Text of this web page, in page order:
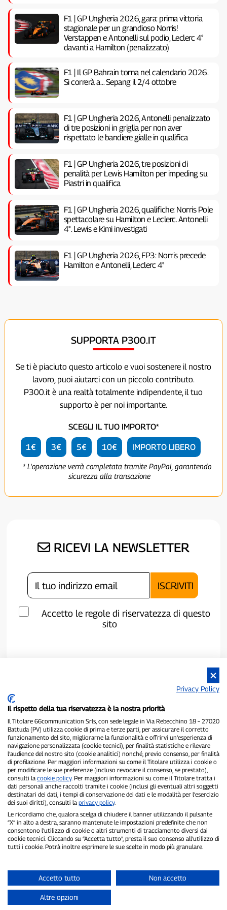
F1 | GP Ungheria 2026, gara: prima vittoria
stagionale per un grandioso Norris!
Verstappen e Antonelli sul podio, Leclerc 4°
davanti a Hamilton (penalizzato)
F1 | Il GP Bahrain torna nel calendario 2026.
Si correrà a… Sepang il 2/4 ottobre
F1 | GP Ungheria 2026, Antonelli penalizzato
di tre posizioni in griglia per non aver
rispettato le bandiere gialle in qualifica
F1 | GP Ungheria 2026, tre posizioni di
penalità per Lewis Hamilton per impeding su
Piastri in qualifica
F1 | GP Ungheria 2026, qualifiche: Norris Pole
spettacolare su Hamilton e Leclerc. Antonelli
4°. Lewis e Kimi investigati
F1 | GP Ungheria 2026, FP3: Norris precede
Hamilton e Antonelli, Leclerc 4°
SUPPORTA P300.IT
Se ti è piaciuto questo articolo e vuoi sostenere il nostro
lavoro, puoi aiutarci con un piccolo contributo.
P300.it è una realtà totalmente indipendente, il tuo
supporto è per noi importante.
SCEGLI IL TUO IMPORTO*
1€ 3€ 5€ 10€ IMPORTO LIBERO
* L'operazione verrà completata tramite PayPal, garantendo
sicurezza alla transazione
RICEVI LA NEWSLETTER
Accetto le regole di riservatezza di questo
sito
P300.it è una Testata Giornalistica indipendente
Registrazione numero 1/2021 del 1/2/2021 - Tribunale di Pavia
Proprietario ed editore:66communication Srls- P.IVA
02798890188
Direttore Responsabile:Alessandro Secchi- Vicedirettore:Federico
Benedusi
Privacy Policy-
"Se è successo davvero, lo trovi su P300.it"
Copyright © P300.it 2012-2026
Privacy Policy
Il rispetto della tua riservatezza è la nostra priorità
Il Titolare 66communication Srls, con sede legale in Via Rebecchino 18 – 27020
Battuda (PV) utilizza cookie di prima e terze parti, per assicurare il corretto
funzionamento del sito, migliorarne la funzionalità e offrirvi un’esperienza di
navigazione personalizzata (cookie tecnici), per finalità statistiche e rilevare
l’audience del nostro sito (cookie analitici) nonché, previo consenso, per finalità
di profilazione. Per maggiori informazioni su come il Titolare utilizza i cookie o
per modificare le sue preferenze (incluso revocare il consenso, se prestato),
consulti la cookie policy. Per maggiori informazioni su come il Titolare tratta i
dati personali anche raccolti tramite i cookie (inclusi gli eventuali altri soggetti
destinatari dei dati, i tempi di conservazione dei dati e le modalità per l’esercizio
dei suoi diritti), consulti la privacy policy.
Le ricordiamo che, qualora scelga di chiudere il banner utilizzando il pulsante
“X” in alto a destra, saranno mantenute le impostazioni predefinite che non
consentono l’utilizzo di cookie o altri strumenti di tracciamento diversi dai
cookie tecnici. Cliccando su “Accetta tutto”, presta il suo consenso all’utilizzo di
tutti i cookie. Potrà inoltre esprimere le sue scelte in modo più granulare.
Accetto tutto Non accetto
Altre opzioni